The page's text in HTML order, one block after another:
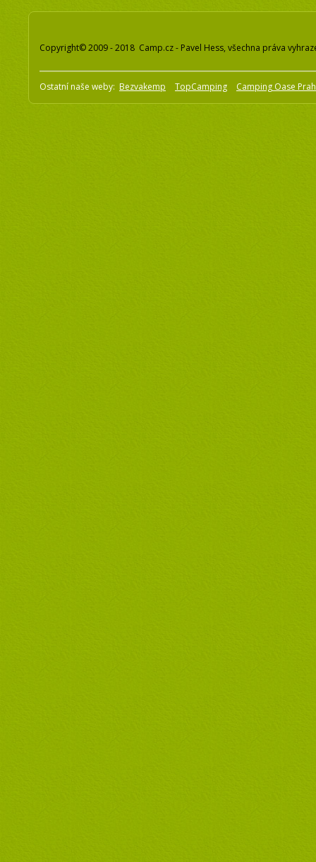
Copyright© 2009 - 2018 Camp.cz - Pavel Hess, všechna práva
Ostatní naše weby: Bezvakemp TopCamping Camping Oase